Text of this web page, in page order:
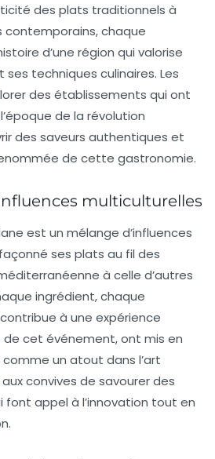
des plats traditionnels à
contemporains, chaque
d’une région qui valorise
techniques culinaires. Les
des établissements qui ont
de la révolution
des saveurs authentiques et
de cette gastronomie.
multiculturelles
est un mélange d’influences
ses plats au fil des
à celle d’autres
ingrédient, chaque
à une expérience
de cet événement, ont mis en
un atout dans l’art
convives de savourer des
appel à l’innovation tout en